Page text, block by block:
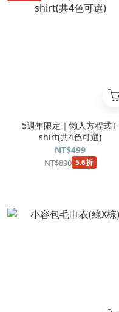
5週年限定｜懶人方程式T-
shirt(共4色可選)
NT$499
NT$890 5.6折